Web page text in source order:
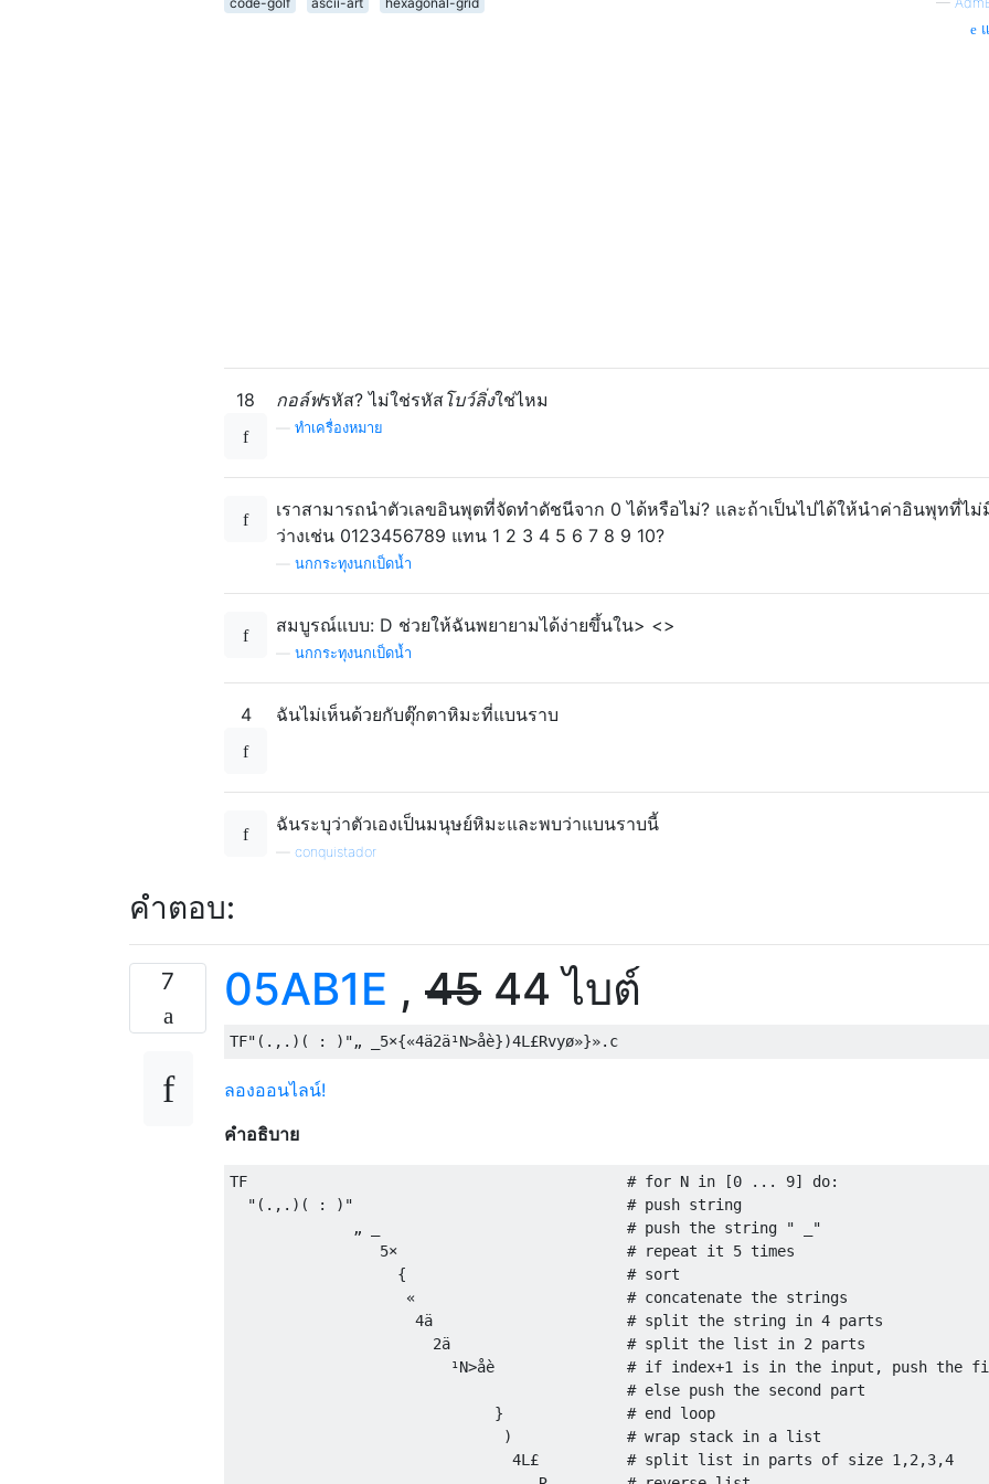
18 กอล์ฟรหัส? ไม่ใช่รหัสโบว์ลิ่งใช่ไหม
ทำเครื่องหมาย
เราสามารถนำตัวเลขอินพุตที่จัดทำดัชนีจาก 0 ได้หรือไม่? และถ้าเป็นไปได้ให้นำค่าอินพุทที่ไม่
ว่างเช่น 0123456789 แทน 1 2 3 4 5 6 7 8 9 10?
นกกระทุงนกเป็ดน้ำ
สมบูรณ์แบบ: D ช่วยให้ฉันพยายามได้ง่ายขึ้นใน> <>
นกกระทุงนกเป็ดน้ำ
4 ฉันไม่เห็นด้วยกับตุ๊กตาหิมะที่แบนราบ
ฉันระบุว่าตัวเองเป็นมนุษย์หิมะและพบว่าแบนราบนี้
conquistador
คำตอบ:
7 05AB1E , 45 44 ไบต์
ลองออนไลน์!
คำอธิบาย
TF                                           # for N in [0 ... 9] do:
  "(.,.)( : )"                               # push string
              „ _                            # push the string " _"
                 5×                          # repeat it 5 times
                   {                         # sort
                    «                        # concatenate the strings
                     4ä                      # split the string in 4 parts
                       2ä                    # split the list in 2 parts
¹N>åè               # if index+1 is in the input, push the
                                             # else push the second part
                              }              # end loop
                               )             # wrap stack in a list
                                4L£          # split list in parts of size 1,2,3,4